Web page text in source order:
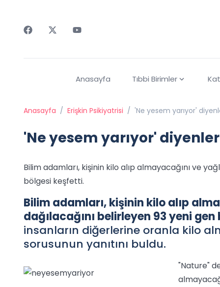
Anasayfa Tıbbi Birimler
Anasayfa / Erişkin Psikiyatrisi / 'Ne yesem yarıyor'
'Ne yesem yarıyor' diyenler
Bilim adamları, kişinin kilo alıp almayacağını ve
bölgesi keşfetti.
Bilim adamları, kişinin kilo alıp
dağılacağını belirleyen 93 yeni
insanların diğerlerine oranla kilo
sorusunun yanıtını buldu.
"Nature"